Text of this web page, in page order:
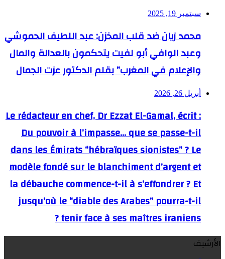
سبتمبر 19, 2025
محمد زيان ضد قلب المخزن: عبد اللطيف الحموشي
وعبد الوافي أبو لفيت يتحكمون بالعدالة والمال
والإعلام في المغرب” بقلم الدكتور عزت الجمال
أبريل 26, 2026
Le rédacteur en chef, Dr Ezzat El-Gamal, écrit :
Du pouvoir à l’impasse… que se passe-t-il
dans les Émirats “hébraïques sionistes” ? Le
modèle fondé sur le blanchiment d’argent et
la débauche commence-t-il à s’effondrer ? Et
jusqu’où le “diable des Arabes” pourra-t-il
tenir face à ses maîtres iraniens ?
الأرشيف